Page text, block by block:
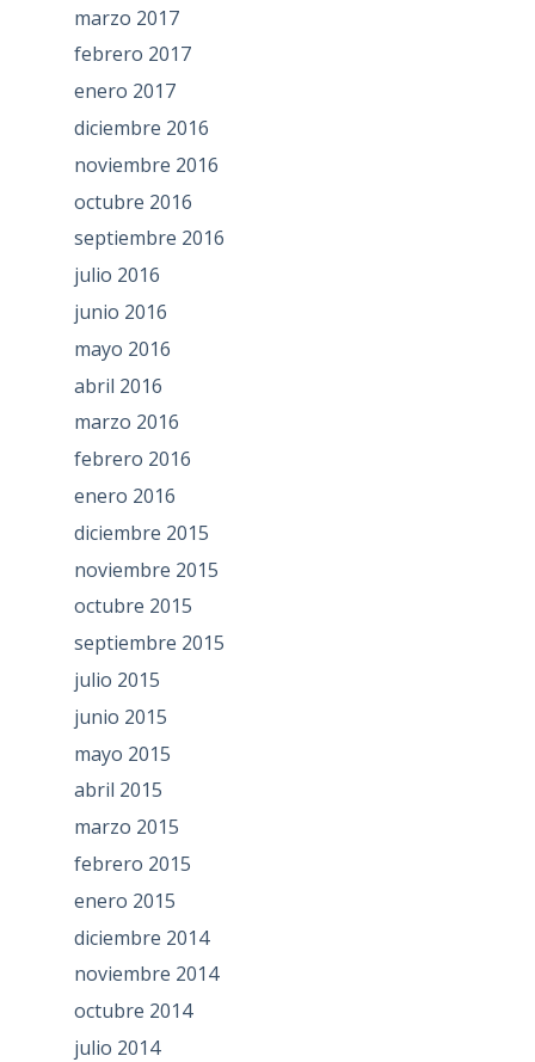
marzo 2017
febrero 2017
enero 2017
diciembre 2016
noviembre 2016
octubre 2016
septiembre 2016
julio 2016
junio 2016
mayo 2016
abril 2016
marzo 2016
febrero 2016
enero 2016
diciembre 2015
noviembre 2015
octubre 2015
septiembre 2015
julio 2015
junio 2015
mayo 2015
abril 2015
marzo 2015
febrero 2015
enero 2015
diciembre 2014
noviembre 2014
octubre 2014
julio 2014